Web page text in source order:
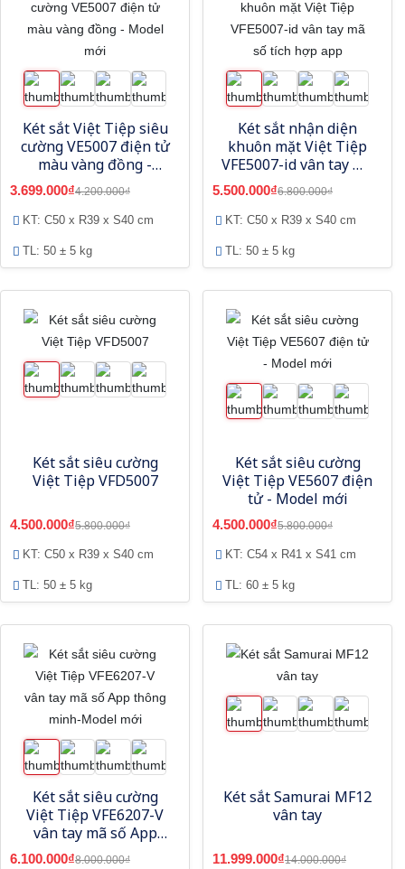
Két sắt Việt Tiệp siêu
cường VE5007 điện tử
màu vàng đồng -
Model mới
3.699.000₫4.200.000₫
KT: C50 x R39 x S40 cm
TL: 50 ± 5 kg
Két sắt nhận diện
khuôn mặt Việt Tiệp
VFE5007-id vân tay mã
số tích hợp app
5.500.000₫6.800.000₫
KT: C50 x R39 x S40 cm
TL: 50 ± 5 kg
Két sắt siêu cường
Việt Tiệp VFD5007
4.500.000₫5.800.000₫
KT: C50 x R39 x S40 cm
TL: 50 ± 5 kg
Két sắt siêu cường
Việt Tiệp VE5607 điện
tử - Model mới
4.500.000₫5.800.000₫
KT: C54 x R41 x S41 cm
TL: 60 ± 5 kg
Két sắt siêu cường
Việt Tiệp VFE6207-V
vân tay mã số App
thông minh-Model
6.100.000₫8.000.000₫
Két sắt Samurai MF12
vân tay
11.999.000₫14.000.000₫